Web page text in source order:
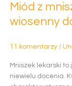
Miód z
wiosenny
11 komentarzy /
Mniszek lekarski to
niewielu docenia.
lekarskiego
wiosenny
natury